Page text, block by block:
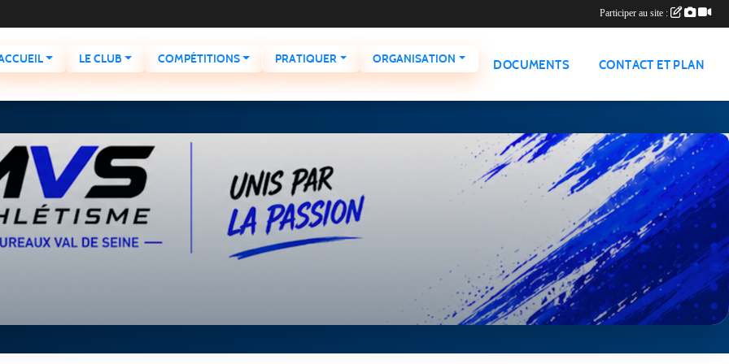
LE CLUB COMPÉTITIONS PRATIQUER ORGANISATION DOCUMENTS CONTACT ET PLAN
Participer au site :